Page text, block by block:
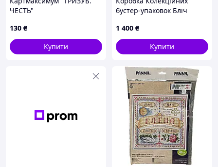
ЧЕСТЬ"
130 ₴
Купити
бустер-упаковок Бліч
1 400 ₴
Купити